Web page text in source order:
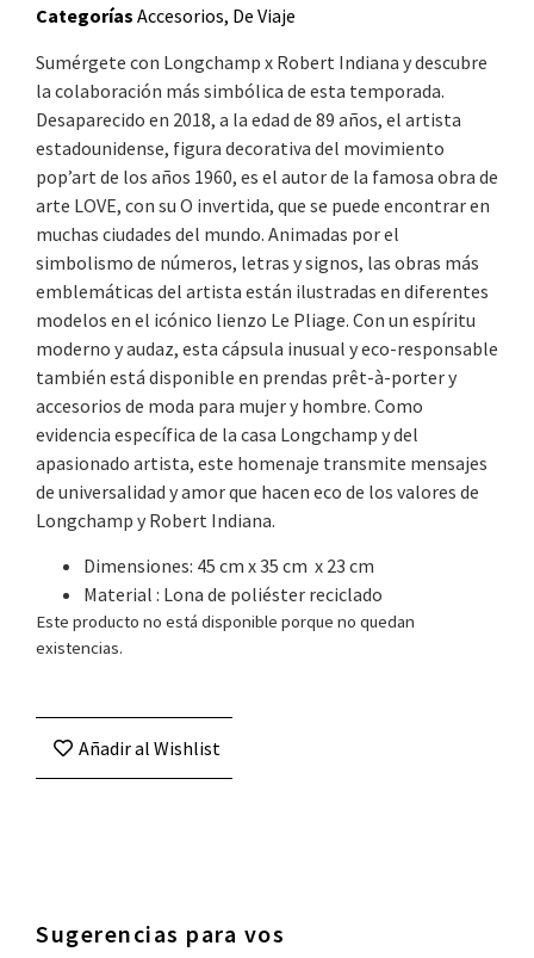
Categorías Accesorios, De Viaje
Sumérgete con Longchamp x Robert Indiana y descubre
la colaboración más simbólica de esta temporada.
Desaparecido en 2018, a la edad de 89 años, el artista
estadounidense, figura decorativa del movimiento
pop’art de los años 1960, es el autor de la famosa obra de
arte LOVE, con su O invertida, que se puede encontrar en
muchas ciudades del mundo. Animadas por el
simbolismo de números, letras y signos, las obras más
emblemáticas del artista están ilustradas en diferentes
modelos en el icónico lienzo Le Pliage. Con un espíritu
moderno y audaz, esta cápsula inusual y eco-responsable
también está disponible en prendas prêt-à-porter y
accesorios de moda para mujer y hombre. Como
evidencia específica de la casa Longchamp y del
apasionado artista, este homenaje transmite mensajes
de universalidad y amor que hacen eco de los valores de
Longchamp y Robert Indiana.
Dimensiones: 45 cm x 35 cm x 23 cm
Material : Lona de poliéster reciclado
Este producto no está disponible porque no quedan
existencias.
Añadir al Wishlist
Sugerencias para vos